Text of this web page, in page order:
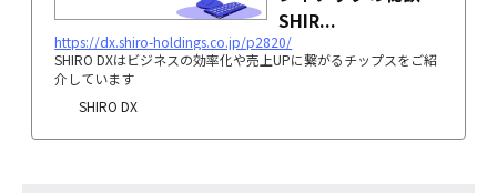
SHIR...
https://dx.shiro-holdings.co.jp/p2820/
SHIRO DXはビジネスの効率化や売上UPに繋がるチップスをご紹
介しています
SHIRO DX